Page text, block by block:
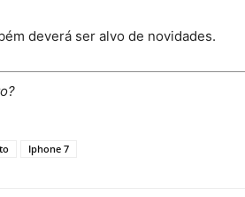
deverá ser alvo de novidades.
Iphone 7